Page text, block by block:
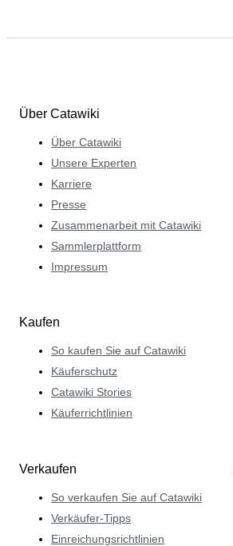
Über Catawiki
Über Catawiki
Unsere Experten
Karriere
Presse
Zusammenarbeit mit Catawiki
Sammlerplattform
Impressum
Kaufen
So kaufen Sie auf Catawiki
Käuferschutz
Catawiki Stories
Käuferrichtlinien
Verkaufen
So verkaufen Sie auf Catawiki
Verkäufer-Tipps
Einreichungsrichtlinien